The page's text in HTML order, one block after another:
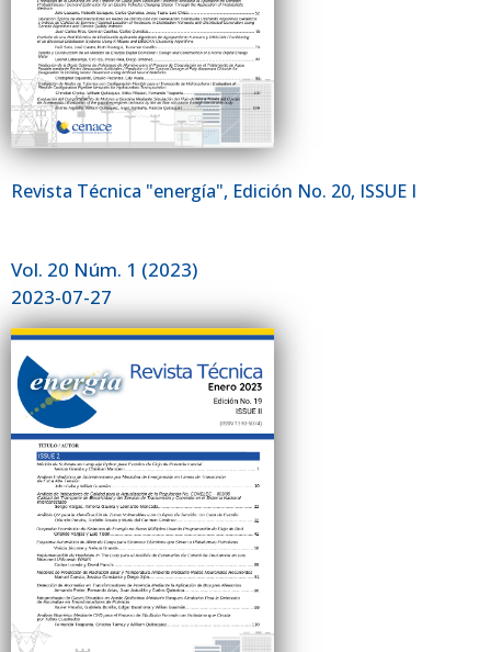
Revista Técnica "energía", Edición No. 20, ISSUE I
Vol. 20 Núm. 1 (2023)
2023-07-27